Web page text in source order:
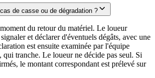
de casse ou de dégradation ?
du retour du matériel. Le loueur
et déclarer d'éventuels dégâts, avec une
est ensuite examinée par l'équipe
tranche. Le loueur ne décide pas seul. Si
le montant correspondant est prélevé sur